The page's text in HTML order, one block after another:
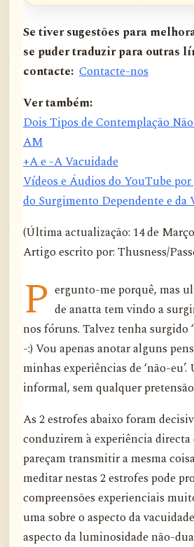
Se tiver sugestões para
se puder traduzir para outras
contacte: Contacte-nos
Ver também:
Dois Tipos de Contemplação
AM
+A e -A Vacuidade
Vídeos e Áudios do YouTube
do Surgimento Dependente e da
(Última actualização: 14 de
Artigo escrito por: Thusness/
P ergunto-me porquê, mas
de anatta tem vindo a
nos fóruns. Talvez tenha surgido
-:) Vou apenas anotar alguns
minhas experiências de ‘não-
informal, sem qualquer
As 2 estrofes abaixo foram
conduzirem à experiência
pareçam transmitir a mesma
meditar nestas 2 estrofes pode
compreensões experienciais
uma sobre o aspecto da
aspecto da luminosidade não-